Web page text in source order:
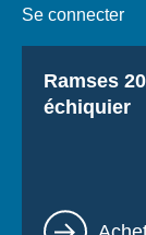
Se connecter
Titre
Ramses
échiquier